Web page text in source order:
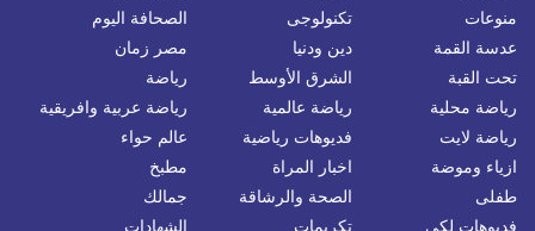
منوعات
تكنولوجى
الصحافة اليوم
عدسة القمة
دين ودنيا
مصر زمان
تحت القبة
الشرق الأوسط
رياضة
رياضة محلية
رياضة عالمية
رياضة عربية وافريقية
رياضة لايت
فديوهات رياضية
عالم حواء
ازياء وموضة
اخبار المراة
مطبخ
طفلى
الصحة والرشاقة
جمالك
فديوهات لكى
تكريمات الشهادات